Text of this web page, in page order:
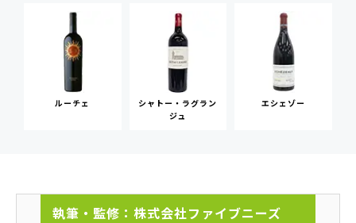
ルーチェ
シャトー・ラグラン
ジュ
エシェゾー
執筆・監修：株式会社ファイブニーズ